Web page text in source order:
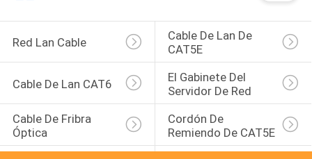
Red Lan Cable
Cable De Lan De
CAT5E
Cable De Lan CAT6
El Gabinete Del
Servidor De Red
Cable De Fribra
Óptica
Cordón De
Remiendo De CAT5E